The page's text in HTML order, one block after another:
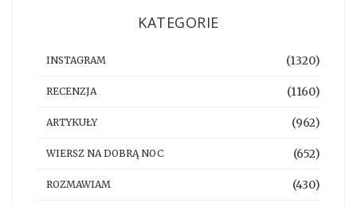
KATEGORIE
INSTAGRAM (1320)
RECENZJA (1160)
ARTYKUŁY (962)
WIERSZ NA DOBRĄ NOC (652)
ROZMAWIAM (430)